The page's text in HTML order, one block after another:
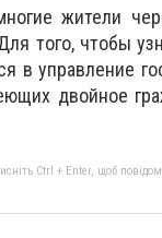
жители
того, чтобы
в управление
двойное
Ctrl + Enter, щоб